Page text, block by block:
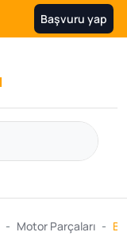
Başvuru yap
Motor Parçaları